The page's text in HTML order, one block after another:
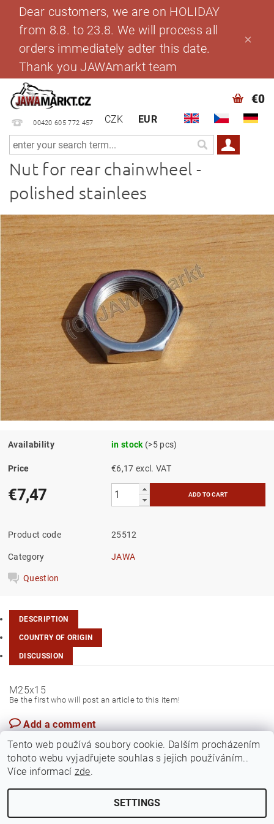
Dear customers, we are on HOLIDAY
from 8.8. to 23.8. We will process all
orders immediately adter this date.
Thank you JAWAmarkt team
00420 605 772 457 CZK EUR
€0
Nut for rear chainwheel -
polished stainlees
Availability in stock (>5 pcs)
Price €6,17 excl. VAT
€7,47
Product code 25512
Category JAWA
Question
DESCRIPTION
COUNTRY OF ORIGIN
DISCUSSION
M25x15
Be the first who will post an article to this item!
Add a comment
2026 ©Jawamarkt, all rights reserved.Edit cookie settings
Tento web používá soubory cookie. Dalším procházením
tohoto webu vyjadřujete souhlas s jejich používáním..
Více informací zde.
SETTINGS